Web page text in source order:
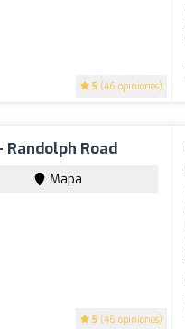
5 (46 opiniones)
Road
5 (46 opiniones)
Mapa